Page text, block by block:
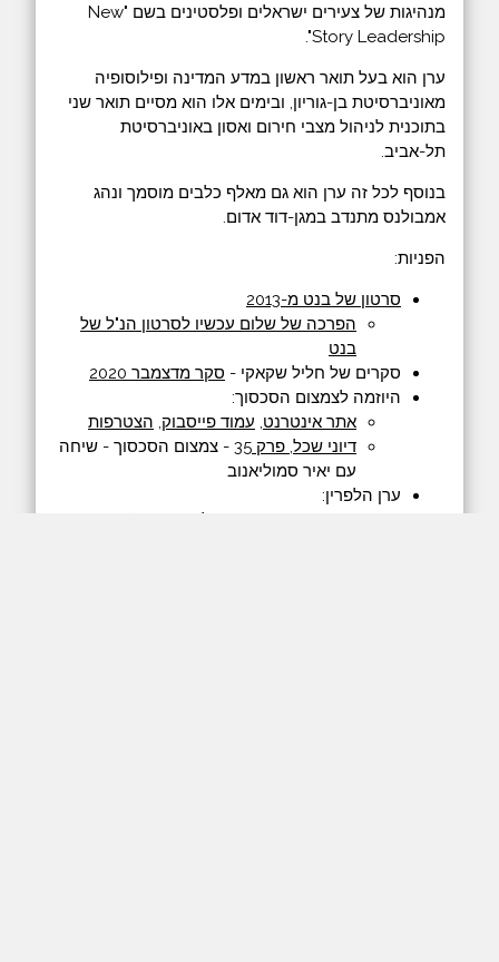
מנהיגות של צעירים ישראלים ופלסטינים בשם "New
Story Leadership".
ערן הוא בעל תואר ראשון במדע המדינה ופילוסופיה
מאוניברסיטת בן-גוריון, ובימים אלו הוא מסיים תואר שני
בתוכנית לניהול מצבי חירום ואסון באוניברסיטת
תל-אביב.
בנוסף לכל זה ערן הוא גם מאלף כלבים מוסמך ונהג
אמבולנס מתנדב במגן-דוד אדום.
הפניות:
סרטון של בנט מ-2013
הפרכה של שלום עכשיו לסרטון הנ"ל של
בנט
‏סקרים של חליל שקאקי - סקר מדצמבר 2020
היוזמה לצמצום הסכסוך:
אתר אינטרנט, עמוד פייסבוק, הצטרפות
דיוני שכל, פרק 35
- צמצום הסכסוך - שיחה
עם יאיר סמוליאנוב
ערן הלפרין:
מתי ראית את האופק לאחרונה? (עמוד